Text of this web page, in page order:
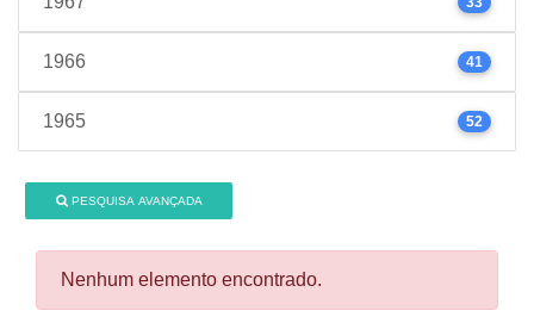
1966 41
1965 52
PESQUISA AVANÇADA
Nenhum elemento encontrado.